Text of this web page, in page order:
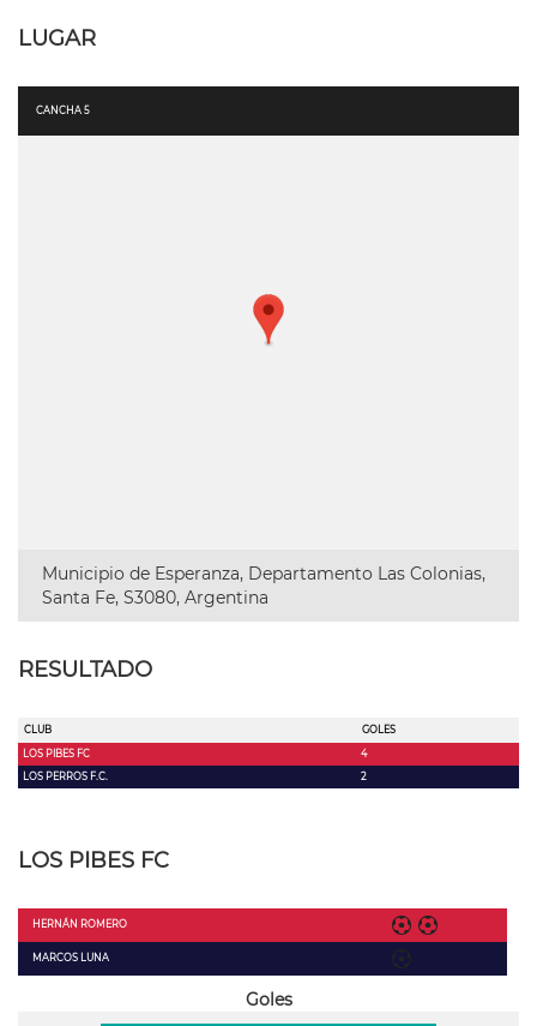
LUGAR
CANCHA 5
Municipio de Esperanza, Departamento Las Colonias,
Santa Fe, S3080, Argentina
RESULTADO
CLUB
GOLES
LOS PIBES FC
4
LOS PERROS F.C.
2
LOS PIBES FC
HERNÁN ROMERO
MARCOS LUNA
Goles